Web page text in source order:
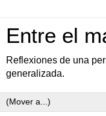
Entre el
Reflexiones de una
generalizada.